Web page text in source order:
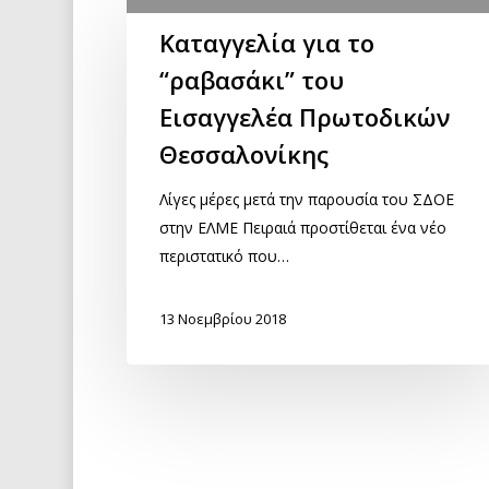
Καταγγελία για το
“ραβασάκι” του
Εισαγγελέα Πρωτοδικών
Θεσσαλονίκης
Λίγες μέρες μετά την παρουσία του ΣΔΟΕ
στην ΕΛΜΕ Πειραιά προστίθεται ένα νέο
περιστατικό που…
13 Νοεμβρίου 2018